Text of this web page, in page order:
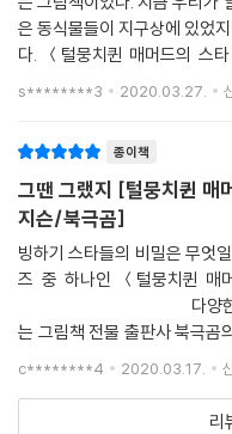
은 동식물들이 지구상에 있었
다. ＜털뭉치퀸 매머드의 스
스타들을 볼 수 있는데 빙하
s********3 2020.03.27.
종이책
그땐 그랬지 [털뭉치퀸 매
지슨/북극곰]
빙하기 스타들의 비밀은 무엇
즈 중 하나인 ＜털뭉치퀸 매
는 그림책 전물 출판사 북극곰
입니다. 너무나 따뜻했던 이
c********4 2020.03.17.
리